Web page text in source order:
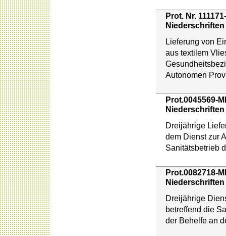
Prot. Nr.
Niederschriften
Lieferung von
aus textilem
Autonomen
Prot.0045569-
Niederschriften
Dreijährige
dem Dienst zur
Sanitätsbetrieb
Prot.0082718-
Niederschriften
Dreijährige
betreffend die
der Behelfe an